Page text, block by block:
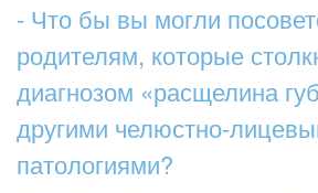
- Что бы вы могли
родителям, которые
диагнозом «расщелина
другими челюстно-
патологиями?